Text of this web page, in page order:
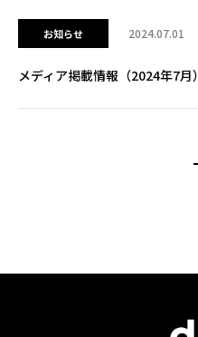
お知らせ 2024.07.01
メディア掲載情報（2024年7月）